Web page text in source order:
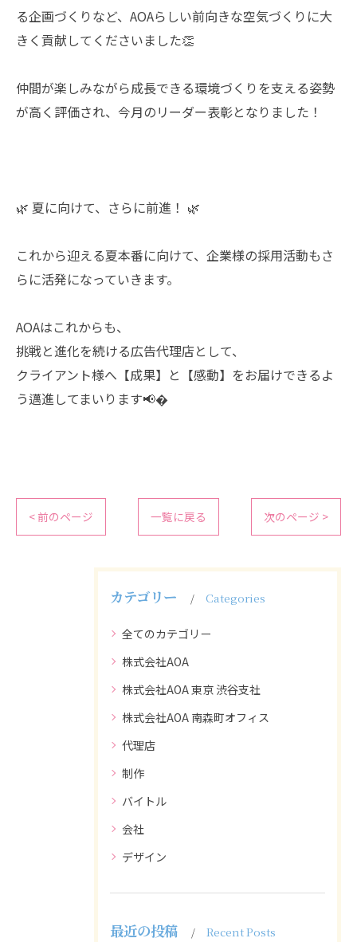
る企画づくりなど、AOAらしい前向きな空気づくりに大
きく貢献してくださいました👏
仲間が楽しみながら成長できる環境づくりを支える姿勢
が高く評価され、今月のリーダー表彰となりました！
🌿 夏に向けて、さらに前進！ 🌿
これから迎える夏本番に向けて、企業様の採用活動もさ
らに活発になっていきます。
AOAはこれからも、
挑戦と進化を続ける広告代理店として、
クライアント様へ【成果】と【感動】をお届けできるよ
う邁進してまいります📢�
< 前のページ 一覧に戻る 次のページ >
カテゴリー Categories
全てのカテゴリー
株式会社AOA
株式会社AOA 東京 渋谷支社
株式会社AOA 南森町オフィス
代理店
制作
バイトル
会社
デザイン
最近の投稿 Recent Posts